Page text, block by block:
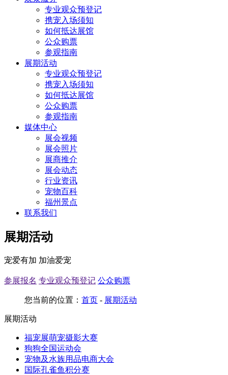
专业观众预登记
携宠入场须知
如何抵达展馆
公众购票
参观指南
展期活动
专业观众预登记
携宠入场须知
如何抵达展馆
公众购票
参观指南
媒体中心
展会视频
展会照片
展商推介
展会动态
行业资讯
宠物百科
福州景点
联系我们
展期活动
宠爱有加 加油爱宠
参展报名 专业观众预登记 公众购票
您当前的位置： 首页 - 展期活动
展期活动
福宠展萌宠摄影大赛
狗狗全国运动会
宠物及水族用品电商大会
国际孔雀鱼积分赛